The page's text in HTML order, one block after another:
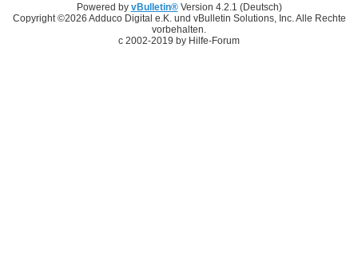
Powered by vBulletin®Version 4.2.1 (Deutsch)
Copyright ©2026 Adduco Digital e.K. und vBulletin Solutions, Inc. Alle Rechte
vorbehalten.
c 2002-2019 by Hilfe-Forum